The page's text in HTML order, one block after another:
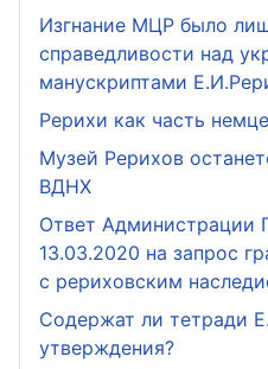
Изгнание МЦР было
справедливости над
манускриптами
Рерихи как часть
Музей Рерихов
ВДНХ
Ответ Администрации
13.03.2020 на запрос
с рериховским
Содержат ли тетради
утверждения?